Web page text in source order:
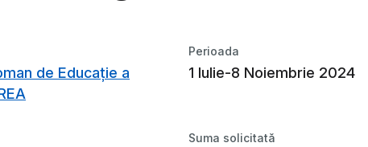
de Educație a
Perioada
1 Iulie-8 Noiembrie 2024
Suma solicitată